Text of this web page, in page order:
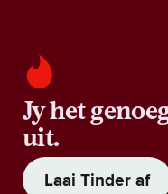
Jy het
uit.
Laai Tinder af